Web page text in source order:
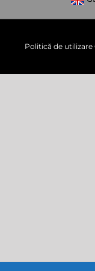
Politică de utilizare